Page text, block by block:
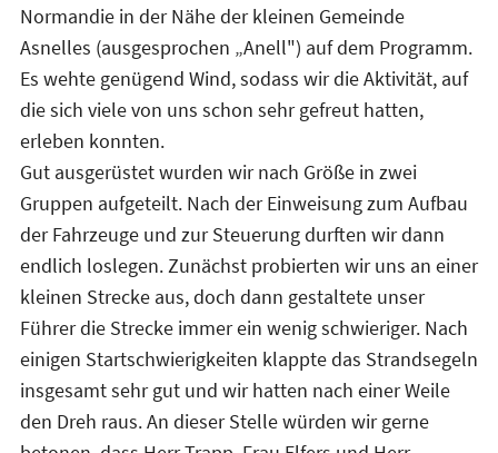
Normandie in der Nähe der kleinen Gemeinde
Asnelles (ausgesprochen „Anell") auf dem Programm.
Es wehte genügend Wind, sodass wir die Aktivität, auf
die sich viele von uns schon sehr gefreut hatten,
erleben konnten.
Gut ausgerüstet wurden wir nach Größe in zwei
Gruppen aufgeteilt. Nach der Einweisung zum Aufbau
der Fahrzeuge und zur Steuerung durften wir dann
endlich loslegen. Zunächst probierten wir uns an einer
kleinen Strecke aus, doch dann gestaltete unser
Führer die Strecke immer ein wenig schwieriger. Nach
einigen Startschwierigkeiten klappte das Strandsegeln
insgesamt sehr gut und wir hatten nach einer Weile
den Dreh raus. An dieser Stelle würden wir gerne